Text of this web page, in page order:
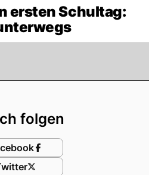
ersten Schultag:
folgen